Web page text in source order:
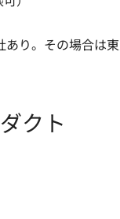
り。その場合は
クト